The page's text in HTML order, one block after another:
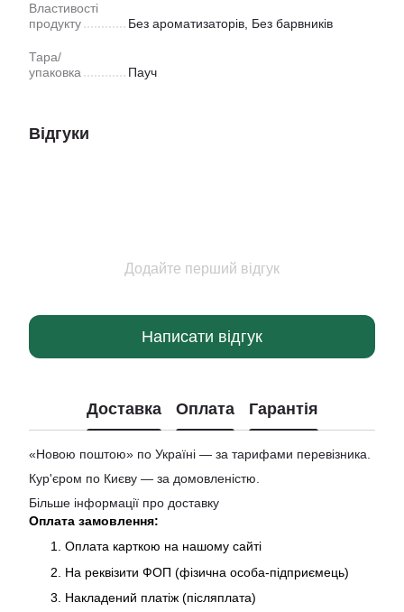
Властивості
продукту
Без ароматизаторів, Без барвників
Тара/
упаковка
Пауч
Відгуки
Додайте перший відгук
Написати відгук
Доставка Оплата Гарантія
«Новою поштою» по Україні — за тарифами перевізника.
Кур'єром по Києву — за домовленістю.
Більше інформації про доставку
Оплата замовлення:
Оплата карткою на нашому сайті
На реквізити ФОП (фізична особа-підприємець)
Накладений платіж (післяплата)